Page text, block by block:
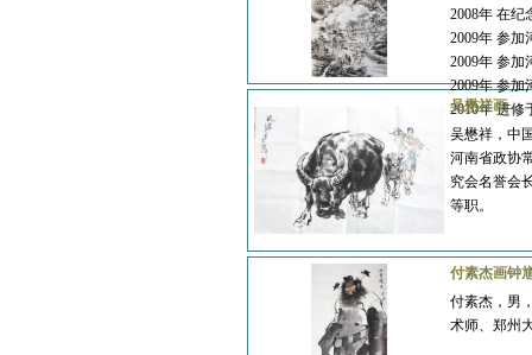
2008年 在纪
2009年 参加
2009年 参加
2009年 参加
2010年 进修
吴懋祥画
吴懋祥，中
河南省政协
究会名誉会
等职。
付素杰画钟
付素杰，男
术师、郑州